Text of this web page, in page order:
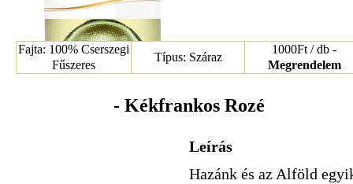
Fajta: 100% Cserszegi
Fűszeres
Típus: Száraz
1000Ft / db -
Megrendelem
- Kékfrankos Rozé
Leírás
Hazánk és az Alföld